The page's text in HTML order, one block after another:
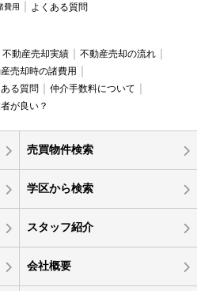
費用 よくある質問
不動産売却実績
不動産売却の流れ
売却時の諸費用
る質問
仲介手数料について
が良い？
売買物件検索
学区から検索
スタッフ紹介
会社概要